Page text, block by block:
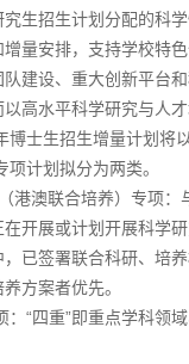
生招生计划分配的科
量安排，支持学校特
建设、重大创新平台
高水平科学研究与人
博士生招生增量计划将
计划拟分为两类。
港澳联合培养）专项
开展或计划开展科学
已签署联合科研、培
方案者优先。
：“四重”即重点学科领